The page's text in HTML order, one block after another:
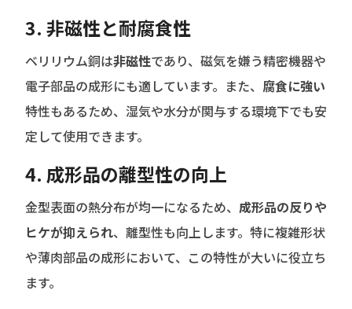
3. 非磁性と耐腐食性
ベリリウム銅は非磁性であり、磁気を嫌う精密機器や
電子部品の成形にも適しています。また、 腐食に強い
特性もあるため、湿気や水分が関与する環境下でも安
定して使用できます。
4. 成形品の離型性の向上
金型表面の熱分布が均一になるため、 成形品の反りや
ヒケが抑えられ、離型性も向上します。特に複雑形状
や薄肉部品の成形において、この特性が大いに役立ち
ます。